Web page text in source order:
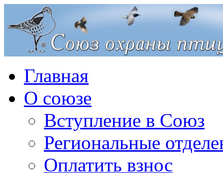
Главная
О союзе
Вступление в Союз
Региональные
Оплатить взнос